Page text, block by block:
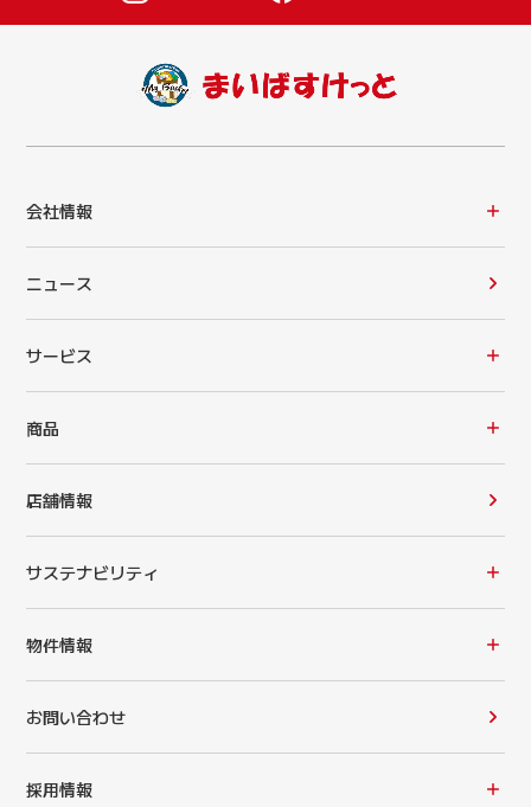
会社情報
ニュース
サービス
商品
店舗情報
サステナビリティ
物件情報
お問い合わせ
採用情報